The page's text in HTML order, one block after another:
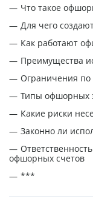
Что такое
Для чего
Как работают
Преимущества
Ограничения
Типы офшорных
Какие риски
Законно ли
офшорных счетов
***